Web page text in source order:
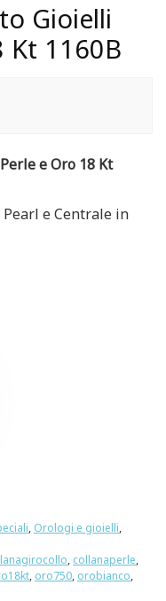
Gioielli
Kt 1160B
e Oro 18 Kt
e Centrale in
, Orologi e gioielli,
, collanaperle,
, oro750, orobianco,